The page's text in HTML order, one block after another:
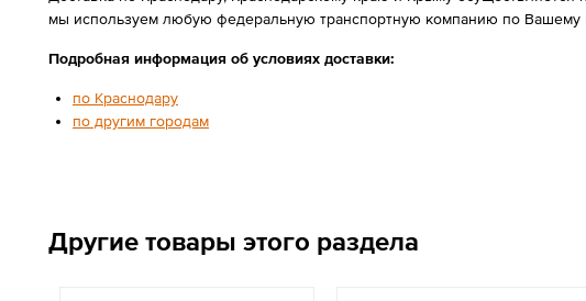
мы используем любую федеральную транспортную компанию по Вашему
Подробная информация об условиях доставки:
по Краснодару
по другим городам
Другие товары этого раздела